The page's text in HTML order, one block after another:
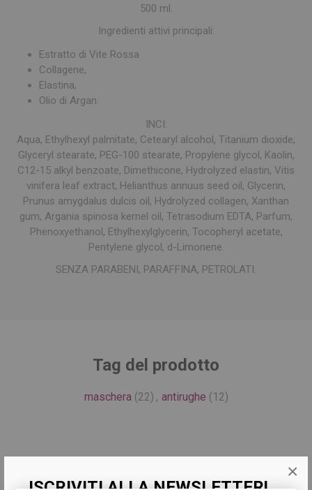
×
500 ml.
Ingredienti attivi principali:
Estratto di Vite Rossa
Collagene,
Elastina,
Olio di Argan.
INCI:
Aqua, Ethylhexyl palmitate, Cetearyl alcohol, Titanium dioxide,
Glyceryl stearate, PEG-100 stearate, Propylene glycol, Kaolin,
C12-15 alkyl benzoate, Dimethicone, Hydrolyzed elastin, Vitis
vinifera leaf extract, Helianthus annuus seed oil, Glycerin,
Prunus amygdalus dulcis oil, Hydrolyzed collagen, Xanthan
gum, Argania spinosa kernel oil, Tetrasodium EDTA, Parfum,
Phenoxyethanol, Ethylhexylglycerin, Tocopheryl acetate,
Pentylene glycol, d-Limonene.
SENZA PARABENI, PARAFFINA, PETROLATI.
Tag del prodotto
maschera (22) , antirughe (12)